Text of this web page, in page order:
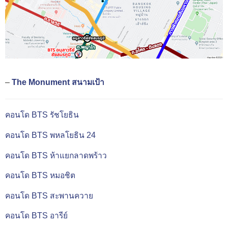
– The Monument สนามเป้า
คอนโด BTS รัชโยธิน
คอนโด BTS พหลโยธิน 24
คอนโด BTS ห้าแยกลาดพร้าว
คอนโด BTS หมอชิต
คอนโด BTS สะพานควาย
คอนโด BTS อารีย์